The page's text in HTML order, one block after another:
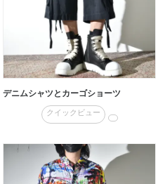
デニムシャツとカーゴショーツ
クイックビュー